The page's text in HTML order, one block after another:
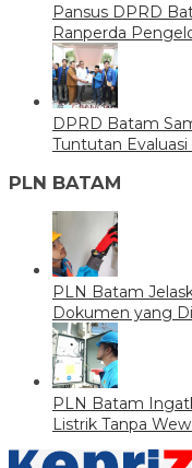
Pansus DPRD
Ranperda
DPRD Batam
Tuntutan
PLN BATAM
PLN Batam
Dokumen yang
PLN Batam
Listrik Tanpa